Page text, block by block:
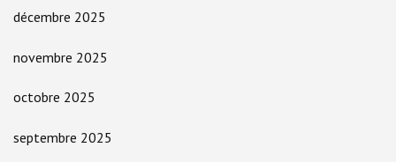
décembre 2025
novembre 2025
octobre 2025
septembre 2025